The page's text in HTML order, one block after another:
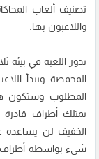
تصنيف ألعاب
واللاعبون بها.
تدور اللعبة في بيئة
المحمصة ويبدأ
المطلوب وستكون
يمتلك أطراف
الخفيف لن يساعده
شيء بواسطة أطراف